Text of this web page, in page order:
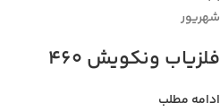
شهریور
فلزیاب ونکویش 460
ادامه مطلب